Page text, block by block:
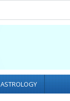
ASTROLOGY